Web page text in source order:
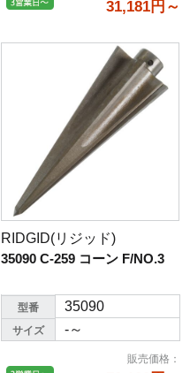
31,181円～
RIDGID(リジッド)
35090 C-259 コーン F/NO.3
型番 35090
サイズ -～
販売価格 ：